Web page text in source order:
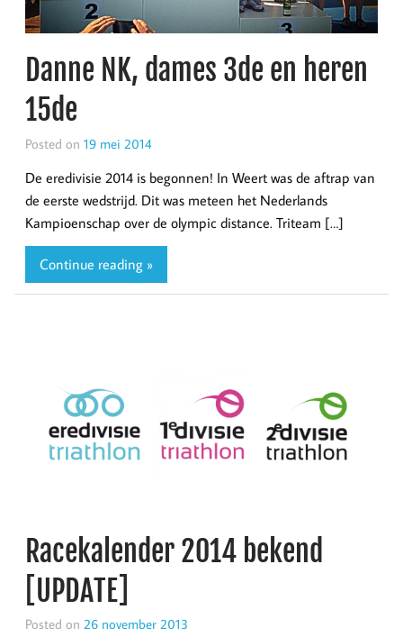
Danne NK, dames 3de en heren
15de
Posted on 19 mei 2014
De eredivisie 2014 is begonnen! In Weert was de aftrap van
de eerste wedstrijd. Dit was meteen het Nederlands
Kampioenschap over de olympic distance. Triteam […]
Continue reading »
Racekalender 2014 bekend
[UPDATE]
Posted on 26 november 2013